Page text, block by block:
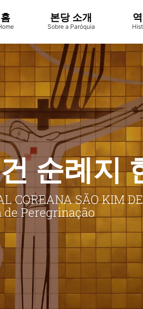
홈 본당 소개
Sobre a Paróquia
순례지
COREANA SÃO KIM
de Peregrinação